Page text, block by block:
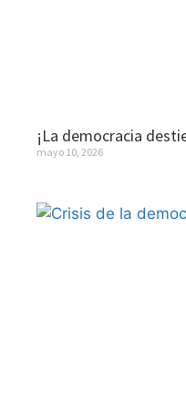
¡La democracia
mayo 10, 2026